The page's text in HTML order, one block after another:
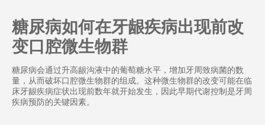
糖尿病如何在牙龈疾病出现前改
变口腔微生物群
糖尿病会通过升高龈沟液中的葡萄糖水平，增加牙周致病菌的数
量，从而破坏口腔微生物群的组成。这种微生物群的改变可能在临
床牙龈疾病症状出现前数年就开始发生，因此早期代谢控制是牙周
疾病预防的关键因素。